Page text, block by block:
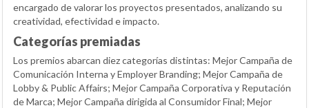
encargado de valorar los proyectos presentados, analizando su
creatividad, efectividad e impacto.
Categorías premiadas
Los premios abarcan diez categorías distintas: Mejor Campaña de
Comunicación Interna y Employer Branding; Mejor Campaña de
Lobby & Public Affairs; Mejor Campaña Corporativa y Reputación
de Marca; Mejor Campaña dirigida al Consumidor Final; Mejor